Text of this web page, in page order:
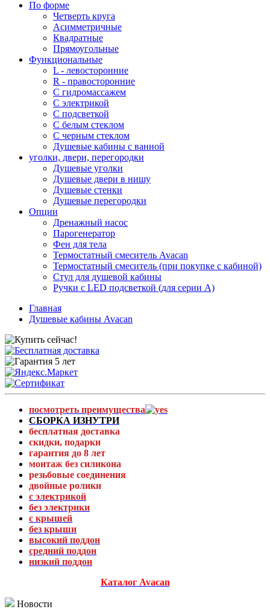
По форме
Четверть круга
Асимметричные
Квадратные
Прямоугольные
Функциональные
L - левосторонние
R - правосторонние
С гидромассажем
С электрикой
С подсветкой
С белым стеклом
С черным стеклом
Душевые кабины с ванной
уголки, двери, перегородки
Душевые уголки
Душевые двери в нишу
Душевые стенки
Душевые перегородки
Опции
Дренажный насос
Парогенератор
Фен для тела
Термостатный смеситель Avacan
Термостатный смеситель (при покупке с кабиной)
Стул для душевой кабины
Ручки с LED подсветкой (для серии A)
Главная
Душевые кабины Avacan
посмотреть преимущества
СБОРКА ИЗНУТРИ
бесплатная доставка
скидки, подарки
гарантия до 8 лет
монтаж без силикона
резьбовые соединения
двойные ролики
с электрикой
без электрики
с крышей
без крыши
высокий поддон
средний поддон
низкий поддон
Каталог Avacan
Новости